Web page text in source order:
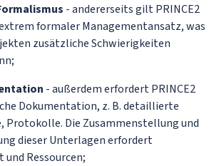
- andererseits gilt PRINCE2
formaler Managementansatz, was
zusätzliche Schwierigkeiten
- außerdem erfordert PRINCE2
Dokumentation, z. B. detaillierte
Protokolle. Die Zusammenstellung und
dieser Unterlagen erfordert
Ressourcen;